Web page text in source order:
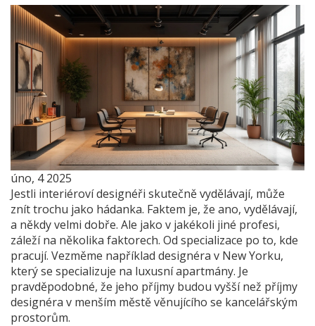
úno, 4 2025
Jestli interiéroví designéři skutečně vydělávají, může
znít trochu jako hádanka. Faktem je, že ano, vydělávají,
a někdy velmi dobře. Ale jako v jakékoli jiné profesi,
záleží na několika faktorech. Od specializace po to, kde
pracují. Vezměme například designéra v New Yorku,
který se specializuje na luxusní apartmány. Je
pravděpodobné, že jeho příjmy budou vyšší než příjmy
designéra v menším městě věnujícího se kancelářským
prostorům.